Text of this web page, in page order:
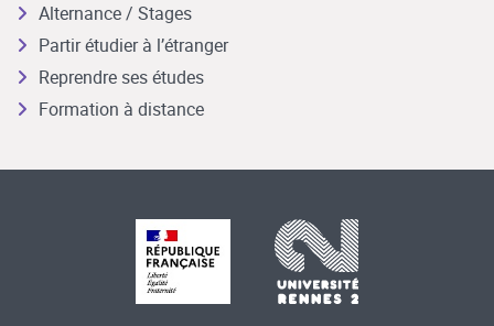
Alternance / Stages
Partir étudier à l’étranger
Reprendre ses études
Formation à distance